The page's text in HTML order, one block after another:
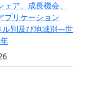
ア、成長機会、
プリケーション
ル別及び地域別―世